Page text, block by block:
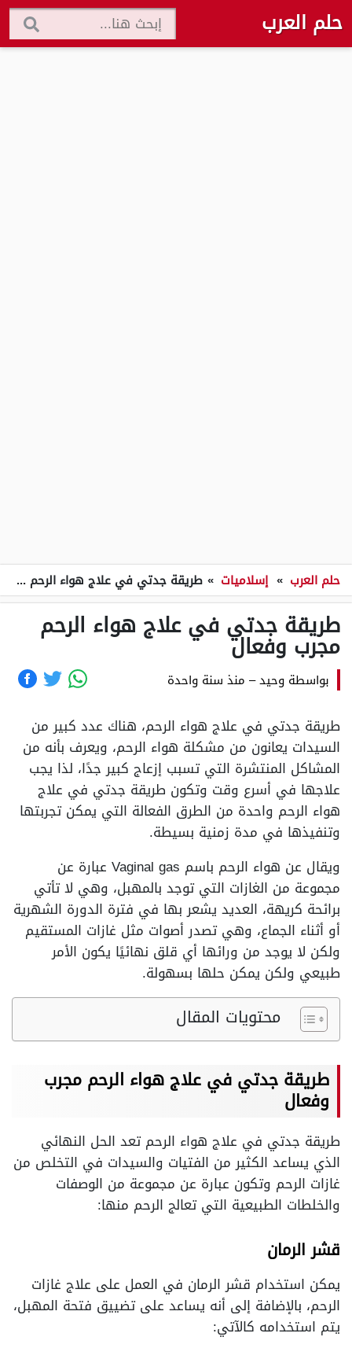
حلم العرب
حلم العرب » إسلاميات » طريقة جدتي في علاج هواء الرحم مجرب وفعال
طريقة جدتي في علاج هواء الرحم
مجرب وفعال
بواسطة وحيد– منذ سنة واحدة
طريقة جدتي في علاج هواء الرحم، هناك عدد كبير من
السيدات يعانون من مشكلة هواء الرحم، ويعرف بأنه من
المشاكل المنتشرة التي تسبب إزعاج كبير جدًا، لذا يجب
علاجها في أسرع وقت وتكون طريقة جدتي في علاج
هواء الرحم واحدة من الطرق الفعالة التي يمكن تجربتها
وتنفيذها في مدة زمنية بسيطة.
ويقال عن هواء الرحم باسم Vaginal gas عبارة عن
مجموعة من الغازات التي توجد بالمهبل، وهي لا تأتي
برائحة كريهة، العديد يشعر بها في فترة الدورة الشهرية
أو أثناء الجماع، وهي تصدر أصوات مثل غازات المستقيم
ولكن لا يوجد من ورائها أي قلق نهائيًا يكون الأمر
طبيعي ولكن يمكن حلها بسهولة.
محتويات المقال
طريقة جدتي في علاج هواء الرحم مجرب
وفعال
طريقة جدتي في علاج هواء الرحم تعد الحل النهائي
الذي يساعد الكثير من الفتيات والسيدات في التخلص من
غازات الرحم وتكون عبارة عن مجموعة من الوصفات
والخلطات الطبيعية التي تعالج الرحم منها:
قشر الرمان
يمكن استخدام قشر الرمان في العمل على علاج غازات
الرحم، بالإضافة إلى أنه يساعد على تضييق فتحة المهبل،
يتم استخدامه كالآتي: